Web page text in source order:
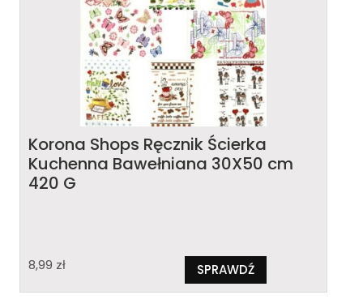
Korona Shops Ręcznik Ścierka
Kuchenna Bawełniana 30X50 cm
420 G
8,99 zł SPRAWDŹ